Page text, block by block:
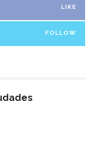
LIKE
FOLLOW